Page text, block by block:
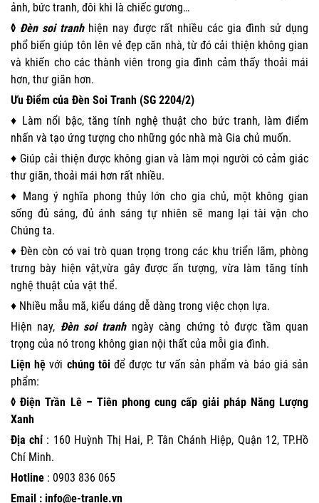
ảnh, bức tranh, đôi khi là chiếc gương…
◊ Đèn soi tranhhiện nay được rất nhiều các gia đình sử dụng
phổ biến giúp tôn lên vẻ đẹp căn nhà, từ đó cải thiện không gian
và khiến cho các thành viên trong gia đình cảm thấy thoải mái
hơn, thư giãn hơn.
Ưu Điểm của Đèn Soi Tranh (SG 2204/2)
♦ Làm nổi bậc, tăng tính nghệ thuật cho bức tranh, làm điểm
nhấn và tạo ứng tượng cho những góc nhà mà Gia chủ muốn.
♦ Giúp cải thiện được không gian và làm mọi người có cảm giác
thư giãn, thoải mái hơn rất nhiều.
♦ Mang ý nghĩa phong thủy lớn cho gia chủ, một không gian
sống đủ sáng, đủ ánh sáng tự nhiên sẽ mang lại tài vận cho
Chúng ta.
♦ Đèn còn có vai trò quan trọng trong các khu triển lãm, phòng
trưng bày hiện vật,vừa gây được ấn tượng, vừa làm tăng tính
nghệ thuật của vật thể.
♦ Nhiều mẫu mã, kiểu dáng dễ dàng trong việc chọn lựa.
Hiện nay, Đèn soi tranhngày càng chứng tỏ được tầm quan
trọng của nó trong không gian nội thất của mỗi gia đình.
Liện hệ với chúng tôi để được tư vấn sản phẩm và báo giá sản
phẩm:
◊ Điện Trần Lê – Tiên phong cung cấp giải pháp Năng Lượng
Xanh
Địa chỉ : 160 Huỳnh Thị Hai, P. Tân Chánh Hiệp, Quận 12, TP.Hồ
Chí Minh.
Hotline : 0903 836 065
Email : info@e-tranle.vn